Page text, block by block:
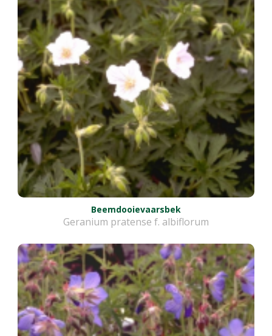
Beemdooievaarsbek
Geranium pratense f. albiflorum